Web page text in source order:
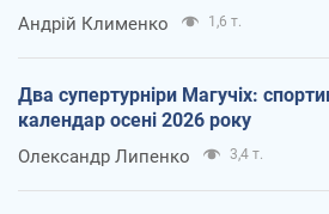
Андрій Клименко 1,6 т.
Два супертурніри Магучіх:
календар осені 2026 року
Олександр Липенко 3,4 т.